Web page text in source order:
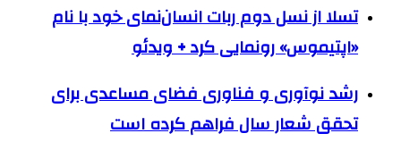
تسلا از نسل دوم ربات انسان‌نمای خود با نام
«اپتیموس» رونمایی کرد + ویدئو
رشد نوآوری و فناوری فضای مساعدی برای
تحقق شعار سال فراهم کرده است